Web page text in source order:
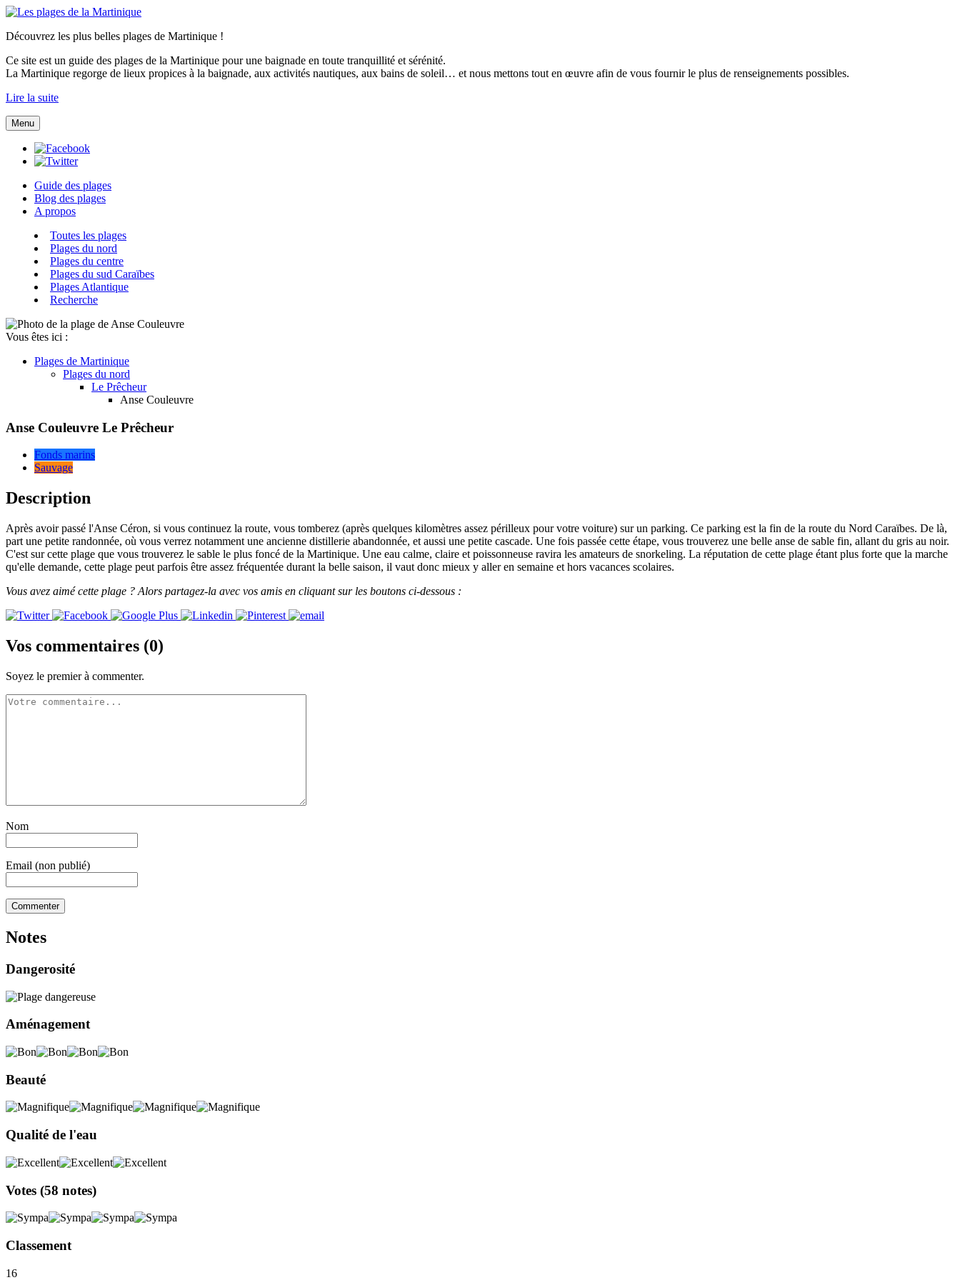
Découvrez les plus belles plages de Martinique !
Ce site est un guide des plages de la Martinique pour une baignade en toute tranquillité et sérénité.
La Martinique regorge de lieux propices à la baignade, aux activités nautiques, aux bains de soleil… et nous mettons tout en œuvre afin de vous fournir le plus de renseignements possibles.
Lire la suite
Menu
Guide des plages
Blog des plages
A propos
Toutes les plages
Plages du nord
Plages du centre
Plages du sud Caraïbes
Plages Atlantique
Recherche
Vous êtes ici :
Plages de Martinique
Plages du nord
Le Prêcheur
Anse Couleuvre
Anse Couleuvre Le Prêcheur
Fonds marins
Sauvage
Description
Après avoir passé l'Anse Céron, si vous continuez la route, vous tomberez (après quelques kilomètres assez périlleux pour votre voiture) sur un parking. Ce parking est la fin de la route du Nord Caraïbes. De là,
part une petite randonnée, où vous verrez notamment une ancienne distillerie abandonnée, et aussi une petite cascade. Une fois passée cette étape, vous trouverez une belle anse de sable fin, allant du gris au noir.
C'est sur cette plage que vous trouverez le sable le plus foncé de la Martinique. Une eau calme, claire et poissonneuse ravira les amateurs de snorkeling. La réputation de cette plage étant plus forte que la marche
qu'elle demande, cette plage peut parfois être assez fréquentée durant la belle saison, il vaut donc mieux y aller en semaine et hors vacances scolaires.
Vous avez aimé cette plage ? Alors partagez-la avec vos amis en cliquant sur les boutons ci-dessous :
Vos commentaires (0)
Soyez le premier à commenter.
Nom
Email (non publié)
Notes
Dangerosité
Aménagement
Beauté
Qualité de l'eau
Votes (58 notes)
Classement
16